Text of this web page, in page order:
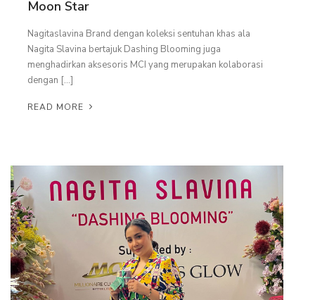
LUMI SERUM
LUMI GEL
MYVIBER LEMON (2 BOX)
MYVIBER MANGO (2 BOX)
MYVIBER APPLE (2 BOX)
MYVIBER APPLE
LUMIFACE BEAUTY MASK
PREMIUM LONG SOCKS
ALL PRODUCT
Moon Star
Nagitaslavina Brand dengan koleksi sentuhan khas ala
Nagita Slavina bertajuk Dashing Blooming juga
menghadirkan aksesoris MCI yang merupakan kolaborasi
dengan […]
READ MORE